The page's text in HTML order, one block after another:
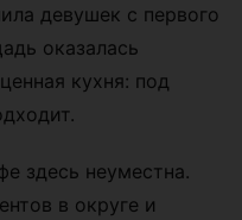
девушек с первого
оказалась
кухня: под
здесь неуместна.
в округе и